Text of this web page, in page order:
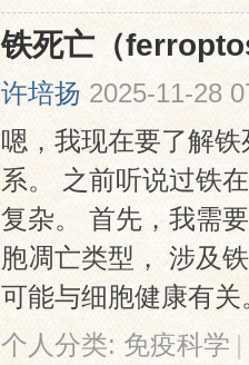
铁死亡（
许培扬 2025-11-28
嗯，我现在要了解
系。 之前听说过铁
复杂。 首先，我需
胞凋亡类型， 涉及
可能与细胞健康有
个人分类: 免疫科学 |